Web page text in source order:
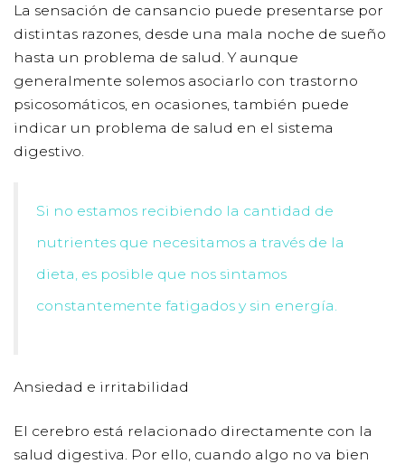
La sensación de cansancio puede presentarse por
distintas razones, desde una mala noche de sueño
hasta un problema de salud. Y aunque
generalmente solemos asociarlo con trastorno
psicosomáticos, en ocasiones, también puede
indicar un problema de salud en el sistema
digestivo.
Si no estamos recibiendo la cantidad de
nutrientes que necesitamos a través de la
dieta, es posible que nos sintamos
constantemente fatigados y sin energía.
Ansiedad e irritabilidad
El cerebro está relacionado directamente con la
salud digestiva. Por ello, cuando algo no va bien